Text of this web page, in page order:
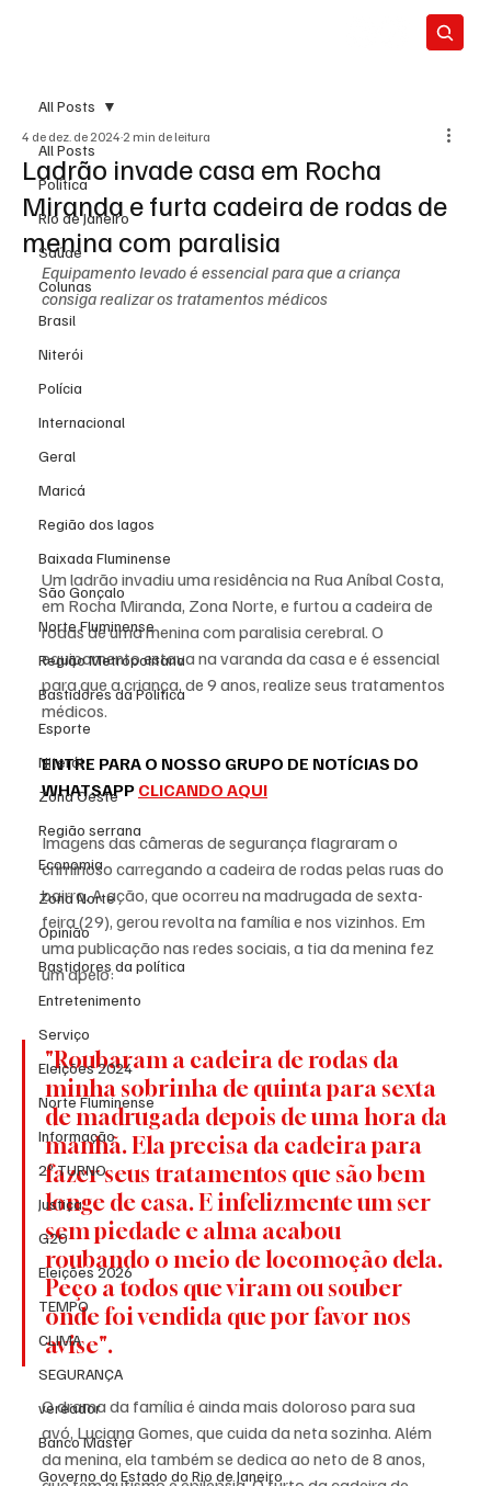
All Posts
Política
Rio de Janeiro
Saúde
Colunas
Brasil
Niterói
Polícia
Internacional
Geral
Maricá
Região dos lagos
Baixada Fluminense
São Gonçalo
Norte Fluminense
Região Metropolitana
Bastidores da Política
Esporte
Niterói
Zona Oeste
Região serrana
Economia
Zona Norte
Opinião
Bastidores da política
Entretenimento
Serviço
Eleições 2024
Norte Fluminense
Informação
2º TURNO
Justiça
G20
Eleições 2026
TEMPO
CLIMA
SEGURANÇA
vereador
Banco Master
Governo do Estado do Rio de Janeiro
All Posts
Ladrão invade casa em Rocha
Miranda e furta cadeira de rodas de
menina com paralisia
4 de dez. de 2024 2 min de leitura
Equipamento levado é essencial para que a criança
consiga realizar os tratamentos médicos
Um ladrão invadiu uma residência na Rua Aníbal Costa,
em Rocha Miranda, Zona Norte, e furtou a cadeira de
rodas de uma menina com paralisia cerebral. O
equipamento estava na varanda da casa e é essencial
para que a criança, de 9 anos, realize seus tratamentos
médicos.
ENTRE PARA O NOSSO GRUPO DE NOTÍCIAS DO
WHATSAPP CLICANDO AQUI
Imagens das câmeras de segurança flagraram o
criminoso carregando a cadeira de rodas pelas ruas do
bairro. A ação, que ocorreu na madrugada de sexta-
feira (29), gerou revolta na família e nos vizinhos. Em
uma publicação nas redes sociais, a tia da menina fez
um apelo:
"Roubaram a cadeira de rodas da
minha sobrinha de quinta para sexta
de madrugada depois de uma hora da
manhã. Ela precisa da cadeira para
fazer seus tratamentos que são bem
longe de casa. E infelizmente um ser
sem piedade e alma acabou
roubando o meio de locomoção dela.
Peço a todos que viram ou souber
onde foi vendida que por favor nos
avise".
O drama da família é ainda mais doloroso para sua
avó, Luciana Gomes, que cuida da neta sozinha. Além
da menina, ela também se dedica ao neto de 8 anos,